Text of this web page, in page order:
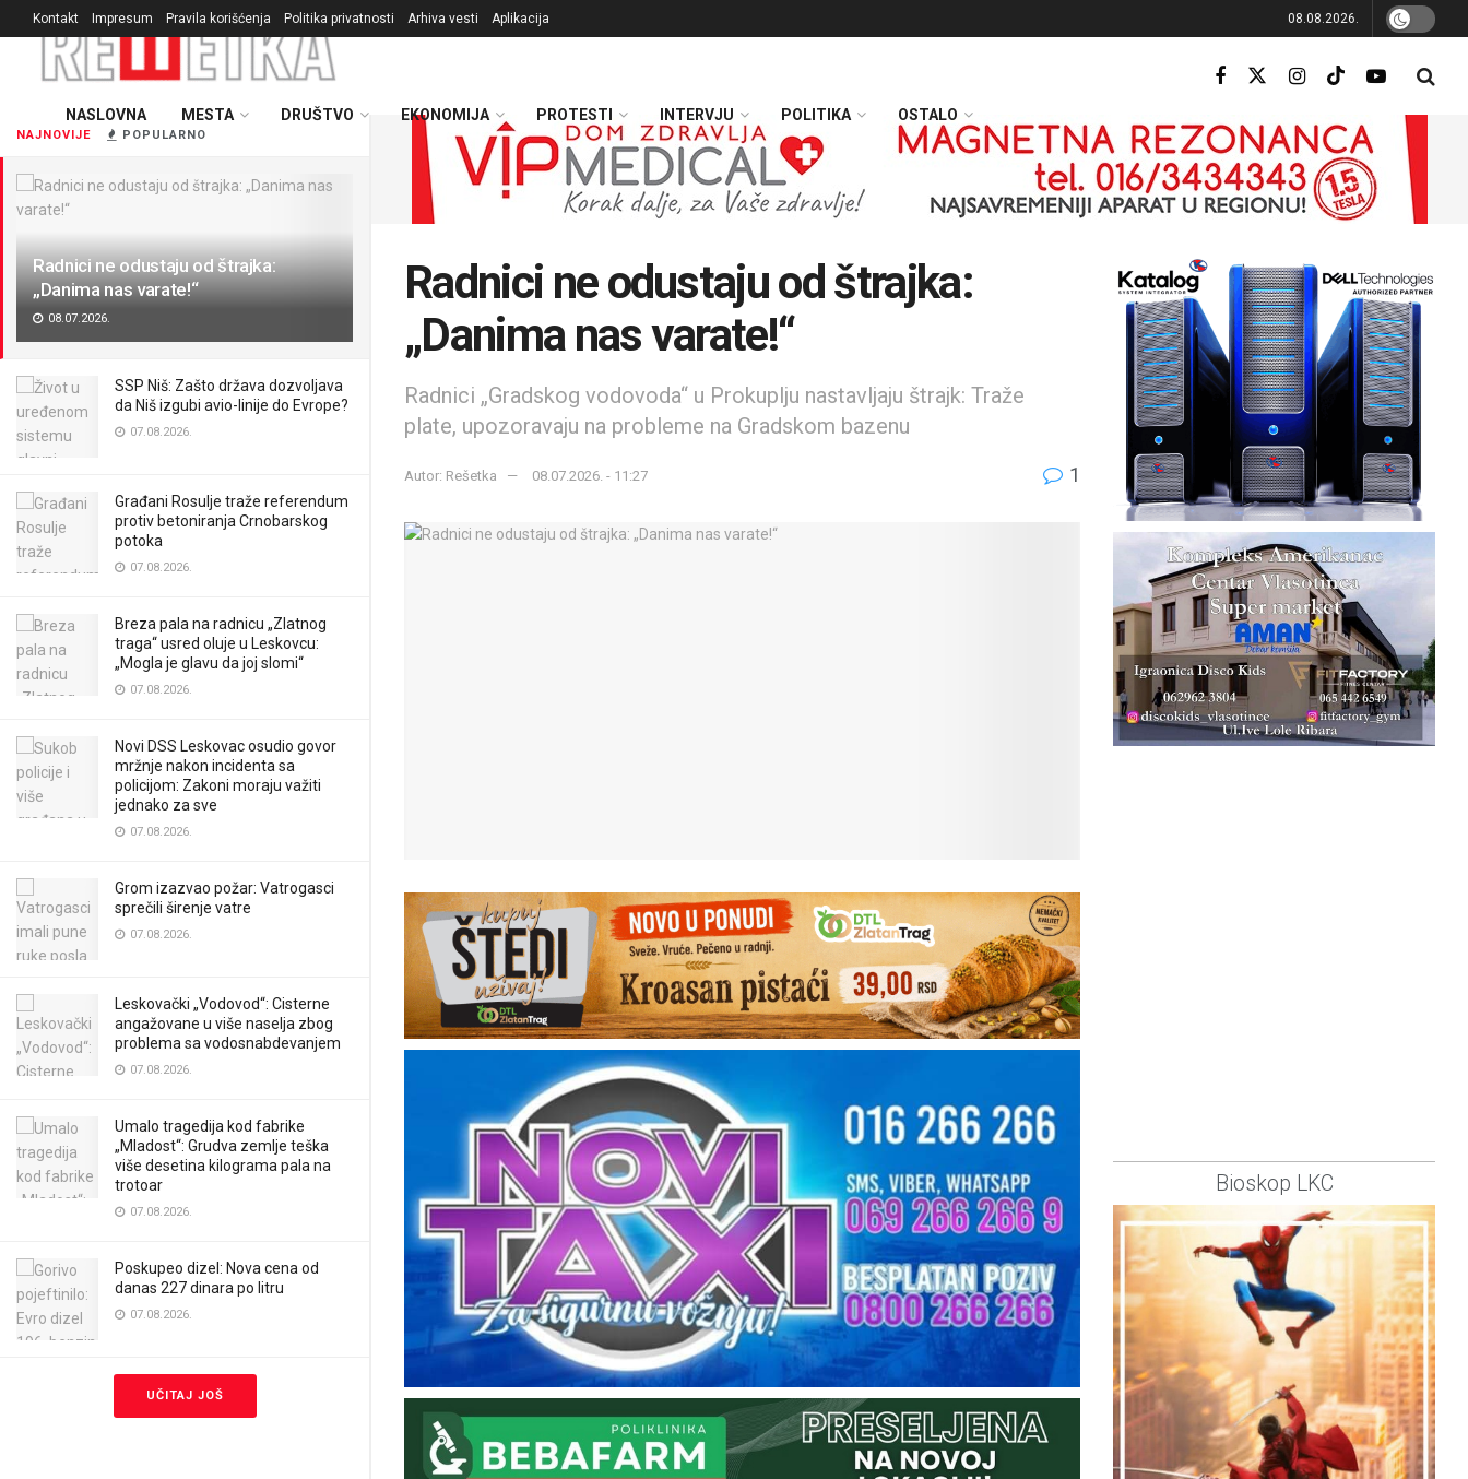
NAJNOVIJE POPULARNO
Radnici ne odustaju od štrajka:
„Danima nas varate!“
08.07.2026.
SSP Niš: Zašto država dozvoljava
da Niš izgubi avio-linije do Evrope?
07.08.2026.
Građani Rosulje traže referendum
protiv betoniranja Crnobarskog
potoka
07.08.2026.
Breza pala na radnicu „Zlatnog
traga“ usred oluje u Leskovcu:
„Mogla je glavu da joj slomi“
07.08.2026.
Novi DSS Leskovac osudio govor
mržnje nakon incidenta sa
policijom: Zakoni moraju važiti
jednako za sve
07.08.2026.
Grom izazvao požar: Vatrogasci
sprečili širenje vatre
07.08.2026.
Leskovački „Vodovod“: Cisterne
angažovane u više naselja zbog
problema sa vodosnabdevanjem
07.08.2026.
Umalo tragedija kod fabrike
„Mladost“: Grudva zemlje teška
više desetina kilograma pala na
trotoar
07.08.2026.
Poskupeo dizel: Nova cena od
danas 227 dinara po litru
07.08.2026.
UČITAJ JOŠ
Kontakt Impresum Pravila korišćenja Politika privatnosti Arhiva vesti Aplikacija 08.08.2026.
NASLOVNA MESTA DRUŠTVO EKONOMIJA PROTESTI INTERVJU POLITIKA OSTALO
Radnici ne odustaju od štrajka:
„Danima nas varate!“
Radnici „Gradskog vodovoda“ u Prokuplju nastavljaju štrajk: Traže
plate, upozoravaju na probleme na Gradskom bazenu
Autor: Rešetka 08.07.2026. - 11:27 1
Bioskop LKC